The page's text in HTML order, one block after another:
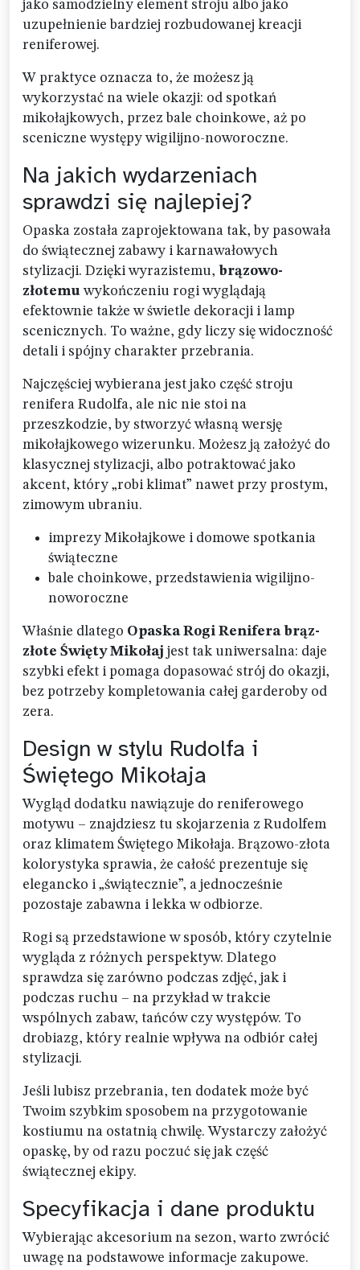
jako samodzielny element stroju albo jako
uzupełnienie bardziej rozbudowanej kreacji
reniferowej.
W praktyce oznacza to, że możesz ją
wykorzystać na wiele okazji: od spotkań
mikołajkowych, przez bale choinkowe, aż po
sceniczne występy wigilijno-noworoczne.
Na jakich wydarzeniach
sprawdzi się najlepiej?
Opaska została zaprojektowana tak, by pasowała
do świątecznej zabawy i karnawałowych
stylizacji. Dzięki wyrazistemu, brązowo-
złotemuwykończeniu rogi wyglądają
efektownie także w świetle dekoracji i lamp
scenicznych. To ważne, gdy liczy się widoczność
detali i spójny charakter przebrania.
Najczęściej wybierana jest jako część stroju
renifera Rudolfa, ale nic nie stoi na
przeszkodzie, by stworzyć własną wersję
mikołajkowego wizerunku. Możesz ją założyć do
klasycznej stylizacji, albo potraktować jako
akcent, który „robi klimat” nawet przy prostym,
zimowym ubraniu.
imprezy Mikołajkowe i domowe spotkania
świąteczne
bale choinkowe, przedstawienia wigilijno-
noworoczne
Właśnie dlatego Opaska Rogi Renifera brąz-
złote Święty Mikołaj jest tak uniwersalna: daje
szybki efekt i pomaga dopasować strój do okazji,
bez potrzeby kompletowania całej garderoby od
zera.
Design w stylu Rudolfa i
Świętego Mikołaja
Wygląd dodatku nawiązuje do reniferowego
motywu – znajdziesz tu skojarzenia z Rudolfem
oraz klimatem Świętego Mikołaja. Brązowo-złota
kolorystyka sprawia, że całość prezentuje się
elegancko i „świątecznie”, a jednocześnie
pozostaje zabawna i lekka w odbiorze.
Rogi są przedstawione w sposób, który czytelnie
wygląda z różnych perspektyw. Dlatego
sprawdza się zarówno podczas zdjęć, jak i
podczas ruchu – na przykład w trakcie
wspólnych zabaw, tańców czy występów. To
drobiazg, który realnie wpływa na odbiór całej
stylizacji.
Jeśli lubisz przebrania, ten dodatek może być
Twoim szybkim sposobem na przygotowanie
kostiumu na ostatnią chwilę. Wystarczy założyć
opaskę, by od razu poczuć się jak część
świątecznej ekipy.
Specyfikacja i dane produktu
Wybierając akcesorium na sezon, warto zwrócić
uwagę na podstawowe informacje zakupowe.